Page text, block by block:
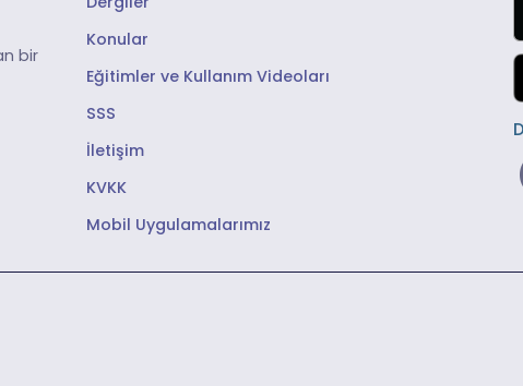
bir
Konular
Eğitimler ve Kullanım Videoları
SSS
İletişim
KVKK
Mobil Uygulamalarımız